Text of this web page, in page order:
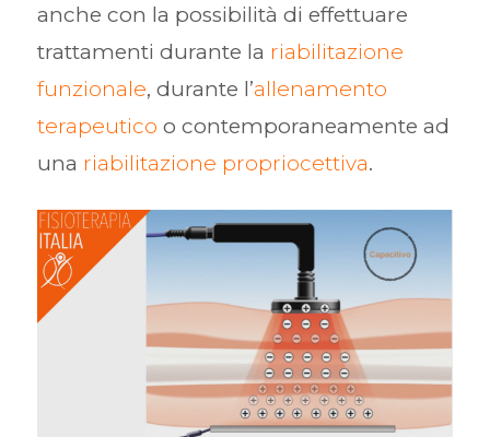
anche con la possibilità di effettuare
trattamenti durante la riabilitazione
funzionale, durante l’allenamento
terapeutico o contemporaneamente ad
una riabilitazione propriocettiva.